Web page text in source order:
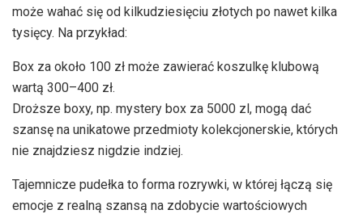
może wahać się od kilkudziesięciu złotych po nawet kilka
tysięcy. Na przykład:
Box za około 100 zł może zawierać koszulkę klubową
wartą 300–400 zł.
Droższe boxy, np. mystery box za 5000 zl, mogą dać
szansę na unikatowe przedmioty kolekcjonerskie, których
nie znajdziesz nigdzie indziej.
Tajemnicze pudełka to forma rozrywki, w której łączą się
emocje z realną szansą na zdobycie wartościowych